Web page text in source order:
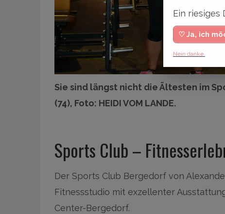
Sie sind längst nicht die Ältesten im
(74), Foto: HEIDI VOM LANDE.
Sports Club –
Der Sports Club Bergedorf von
Fitnessstudio mit exzellenter
Center-Bergedorf.
Ein riesiges
♡ Ja, ich
Nein danke.